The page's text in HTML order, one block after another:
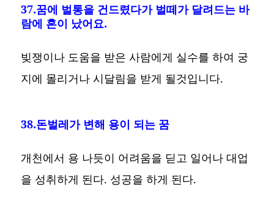
37.꿈에 벌통을 건드렸다가 벌떼가 달려드는 바
람에 혼이 났어요.
빚쟁이나 도움을 받은 사람에게 실수를 하여 궁
지에 몰리거나 시달림을 받게 될것입니다.
38.돈벌레가 변해 용이 되는 꿈
개천에서 용 나듯이 어려움을 딛고 일어나 대업
을 성취하게 된다. 성공을 하게 된다.